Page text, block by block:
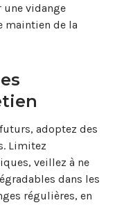
vidange
maintien de la
adoptez des
Limitez
veillez à ne
dans les
régulières, en